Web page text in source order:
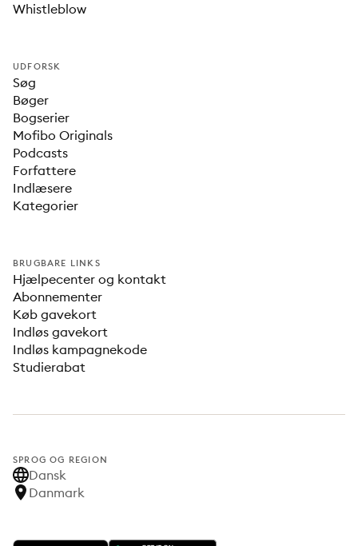
Whistleblow
UDFORSK
Søg
Bøger
Bogserier
Mofibo Originals
Podcasts
Forfattere
Indlæsere
Kategorier
BRUGBARE LINKS
Hjælpecenter og kontakt
Abonnementer
Køb gavekort
Indløs gavekort
Indløs kampagnekode
Studierabat
SPROG OG REGION
Dansk
Danmark